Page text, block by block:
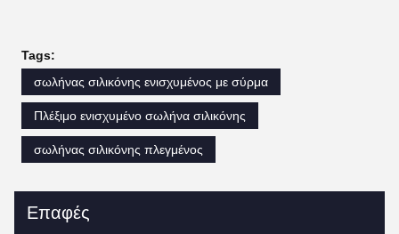
Tags:
σωλήνας σιλικόνης ενισχυμένος με σύρμα
Πλέξιμο ενισχυμένο σωλήνα σιλικόνης
σωλήνας σιλικόνης πλεγμένος
Επαφές